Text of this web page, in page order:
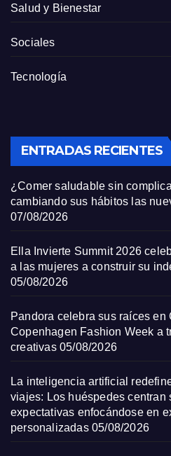
Salud y Bienestar
Sociales
Tecnología
ENTRADAS RECIENTES
¿Comer saludable sin
cambiando sus hábitos las
07/08/2026
Ella Invierte Summit 2026
a las mujeres a construir su
05/08/2026
Pandora celebra sus raíces en
Copenhagen Fashion Week a
creativas 05/08/2026
La inteligencia artificial
viajes: Los huéspedes centran
expectativas enfocándose en
personalizadas 05/08/2026